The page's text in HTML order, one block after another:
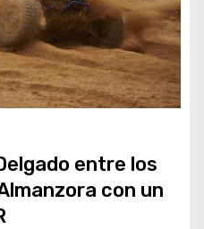
entre los
con un